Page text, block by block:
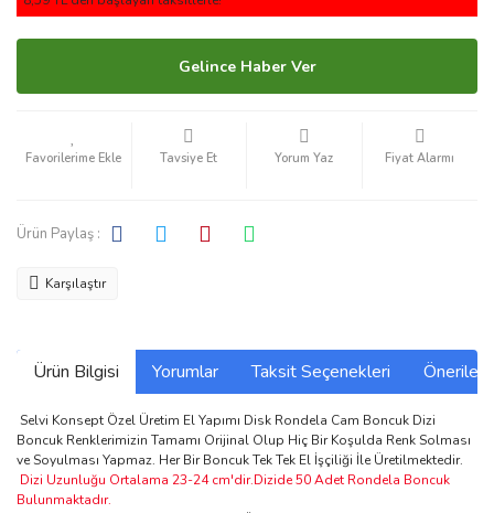
Gelince Haber Ver
Tavsiye Et Yorum Yaz Fiyat Alarmı
Ürün Paylaş :
Karşılaştır
Ürün Bilgisi Yorumlar Taksit Seçenekleri
Selvi Konsept Özel Üretim El Yapımı Disk Rondela Cam Boncuk Dizi
Boncuk Renklerimizin Tamamı Orijinal Olup Hiç Bir Koşulda Renk Solması
ve Soyulması Yapmaz. Her Bir Boncuk Tek Tek El İşçiliği İle Üretilmektedir.
Dizi Uzunluğu Ortalama 23-24 cm'dir.Dizide 50 Adet Rondela Boncuk
Bulunmaktadır.